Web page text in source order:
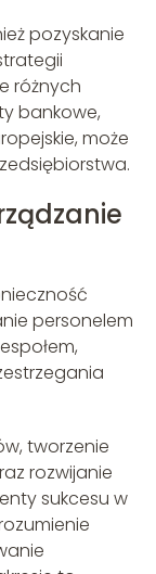
pozyskanie
różnych
bankowe,
może
personelem
tworzenie
rozwijanie
sukcesu w